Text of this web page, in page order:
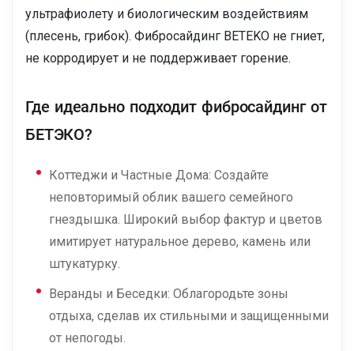
ультрафиолету и биологическим воздействиям
(плесень, грибок). Фибросайдинг BETEKO не гниет,
не корродирует и не поддерживает горение.
Где идеально подходит фибросайдинг от
БЕТЭКО?
Коттеджи и Частные Дома: Создайте
неповторимый облик вашего семейного
гнездышка. Широкий выбор фактур и цветов
имитирует натуральное дерево, камень или
штукатурку.
Веранды и Беседки: Облагородьте зоны
отдыха, сделав их стильными и защищенными
от непогоды.